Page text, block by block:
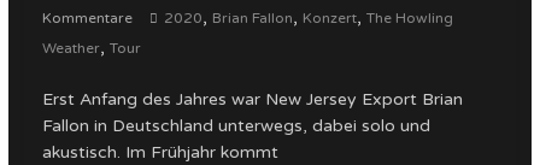
Kommentare
2020, Brian Fallon, Konzert, The Howling
Weather, Tour
Erst Anfang des Jahres war New Jersey Export Brian
Fallon in Deutschland unterwegs, dabei solo und
akustisch. Im Frühjahr kommt